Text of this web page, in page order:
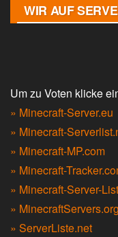
WIR AUF
Um zu Voten klicke
» Minecraft-Server.eu
» Minecraft-
» Minecraft-MP.com
» Minecraft-
» Minecraft-Server-
» MinecraftServers.org
» ServerListe.net